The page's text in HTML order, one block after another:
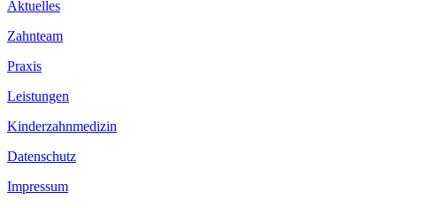
Aktuelles
Zahnteam
Praxis
Leistungen
Kinderzahnmedizin
Datenschutz
Impressum